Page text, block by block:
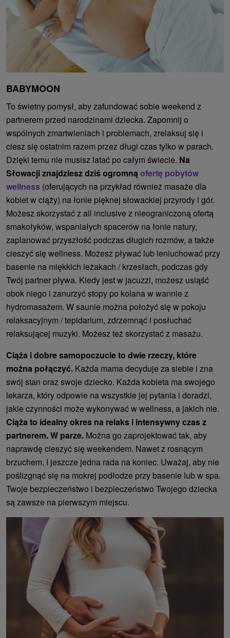
BABYMOON
To świetny pomysł, aby zafundować sobie weekend z
partnerem przed narodzinami dziecka. Zapomnij o
wspólnych zmartwieniach i problemach, zrelaksuj się i
ciesz się ostatnim razem przez długi czas tylko w parach.
Dzięki temu nie musisz latać po całym świecie. Na
Słowacji znajdziesz dziś ogromną ofertę pobytów
wellness (oferujących na przykład również masaże dla
kobiet w ciąży) na łonie pięknej słowackiej przyrody i gór.
Możesz skorzystać z all inclusive z nieograniczoną ofertą
smakołyków, wspaniałych spacerów na łonie natury,
zaplanować przyszłość podczas długich rozmów, a także
cieszyć się wellness. Możesz pływać lub leniuchować przy
basenie na miękkich leżakach / krzesłach, podczas gdy
Twój partner pływa. Kiedy jest w jacuzzi, możesz usiąść
obok niego i zanurzyć stopy po kolana w wannie z
hydromasażem. W saunie można położyć się w pokoju
relaksacyjnym / tepidarium, zdrzemnąć i posłuchać
relaksującej muzyki. Możesz też skorzystać z masażu.
Ciąża i dobre samopoczucie to dwie rzeczy, które
można połączyć. Każda mama decyduje za siebie i zna
swój stan oraz swoje dziecko. Każda kobieta ma swojego
lekarza, który odpowie na wszystkie jej pytania i doradzi,
jakie czynności może wykonywać w wellness, a jakich nie.
Ciąża to idealny okres na relaks i intensywny czas z
partnerem. W parze. Można go zaprojektować tak, aby
naprawdę cieszyć się weekendem. Nawet z rosnącym
brzuchem. I jeszcze jedna rada na koniec. Uważaj, aby nie
poślizgnąć się na mokrej podłodze przy basenie lub w spa.
Twoje bezpieczeństwo i bezpieczeństwo Twojego dziecka
są zawsze na pierwszym miejscu.